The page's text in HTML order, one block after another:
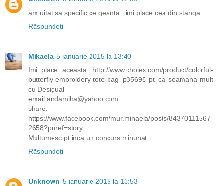
am uitat sa specific ce geanta...imi place cea din stanga
Răspundeți
Mikaela 5 ianuarie 2015 la 13:40
Imi place aceasta: http://www.choies.com/product/colorful-
butterfly-embroidery-tote-bag_p35695 pt ca seamana mult
cu Desigual
email:andamiha@yahoo.com
share:
https://www.facebook.com/mur.mihaela/posts/84370111567
2658?pnref=story
Multumesc pt inca un concurs minunat.
Răspundeți
Unknown 5 ianuarie 2015 la 13:53